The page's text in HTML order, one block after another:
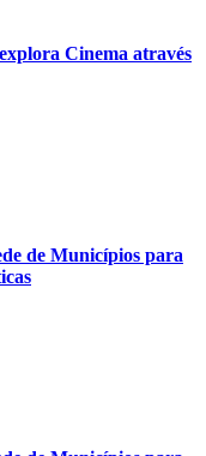
Cinema através
de Municípios para